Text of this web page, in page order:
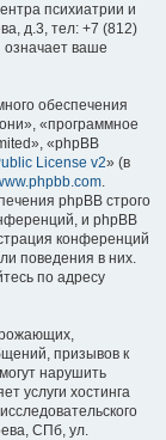
психиатрии и
д.3, тел: +7 (812)
означает ваше
обеспечения
«программное
«phpBB
License v2» (в
.
phpBB строго
и phpBB
конференций
поведения в них.
по адресу
призывов к
нарушить
услуги хостинга
СПб, ул.